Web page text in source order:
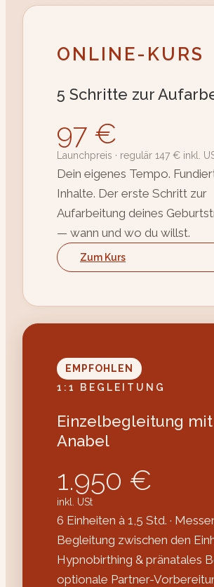
ONLINE-KURS
5 Schritte zur
97 €
Launchpreis · regulär 147 € inkl.
Dein eigenes Tempo.
Inhalte. Der erste Schritt zur
Aufarbeitung deines
— wann und wo du willst.
Zum Kurs
EMPFOHLEN
1:1 BEGLEITUNG
Einzelbegleitung mit
Anabel
1.950 €
inkl. USt
6 Einheiten à 1,5 Std. ·
Begleitung zwischen den
Hypnobirthing & pränatales
optionale Partner-